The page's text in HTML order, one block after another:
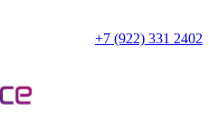
+7 (922) 331 2402